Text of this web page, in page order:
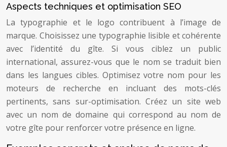
Aspects techniques et optimisation SEO
La typographie et le logo contribuent à l’image de
marque. Choisissez une typographie lisible et cohérente
avec l’identité du gîte. Si vous ciblez un public
international, assurez-vous que le nom se traduit bien
dans les langues cibles. Optimisez votre nom pour les
moteurs de recherche en incluant des mots-clés
pertinents, sans sur-optimisation. Créez un site web
avec un nom de domaine qui correspond au nom de
votre gîte pour renforcer votre présence en ligne.